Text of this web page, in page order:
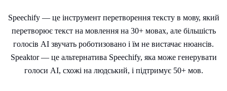
Speechify — це інструмент перетворення тексту в мову, який
перетворює текст на мовлення на 30+ мовах, але більшість
голосів AI звучать роботизовано і їм не вистачає нюансів.
Speaktor — це альтернатива Speechify, яка може генерувати
голоси AI, схожі на людський, і підтримує 50+ мов.